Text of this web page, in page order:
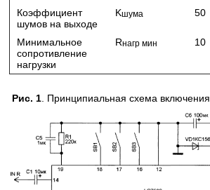
Коэффициент
шумов на выходе
Kшума 50
Минимальное
сопротивление
нагрузки
Rнагр мин 10
Рис. 1 . Принципиальная схема включения